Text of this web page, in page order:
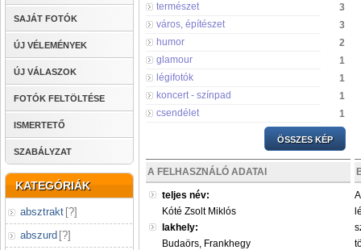
SAJÁT FOTÓK
ÚJ VÉLEMÉNYEK
ÚJ VÁLASZOK
FOTÓK FELTÖLTÉSE
ISMERTETŐ
SZABÁLYZAT
KATEGÓRIÁK
absztrakt [?]
abszurd [?]
természet
3
város, építészet
3
humor
2
glamour
1
légifotók
1
koncert - színpad
1
csendélet
1
ÖSSZES KÉP
A FELHASZNÁLÓ ADATAI
teljes név:
Kóté Zsolt Miklós
lakhely:
Budaörs, Frankhegy